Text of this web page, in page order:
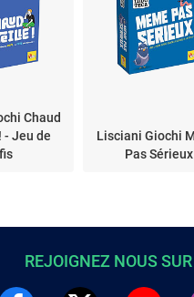
Chaud
- Jeu de
Lisciani Giochi
Pas Sérieux
REJOIGNEZ NOUS